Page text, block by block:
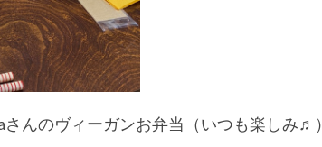
さんのヴィーガンお弁当（いつも楽しみ♬）